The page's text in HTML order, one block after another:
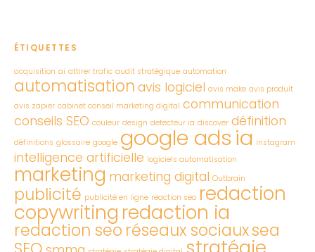
ÉTIQUETTES
acquisition ai attirer trafic audit stratégique automation
automatisation avis logiciel avis make avis produit
avis zapier cabinet conseil marketing digital communication
conseils SEO couleur design detecteur ia discover définition
définitions glossaire google google adsia instagram
intelligence artificielle logiciels automatisation
marketing marketing digital Outbrain
publicité publicité en ligne reaction seo redaction
copywriting redaction ia
redaction seo réseaux sociauxsea